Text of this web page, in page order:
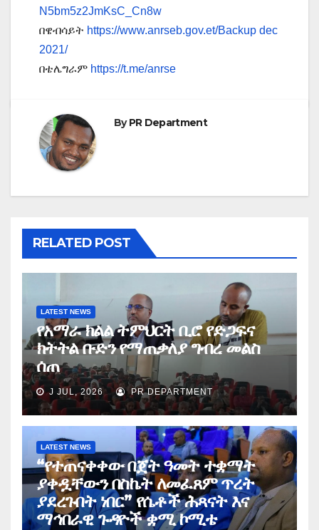
N5bm5z2JmKsC_Cn8w
በዌብሳይት https://www.anrseb.gov.et/Backup dec
2021/
በቴሌግራም https://t.me/anrse
ByPR Department
RELATED POST
LATEST NEWS
የአማራ ክልል ትምህርት ቢሮ የድጋፍና
ክትትል ቡድን የማጠቃለያ ግብረ መልስ
ሰጠ
J JUL, 2026 PR DEPARTMENT
LATEST NEWS
“የተጠናቀቀው በጀት ዓመት ተቋማት
ያቀዷቸውን በስኬት ለመፈጸም ጥረት
ያደረጉበት ነበር” የሴቶች ሕጻናት እና
ማኅበራዊ ጉዳዮች ቋሚ ኮሚቴ